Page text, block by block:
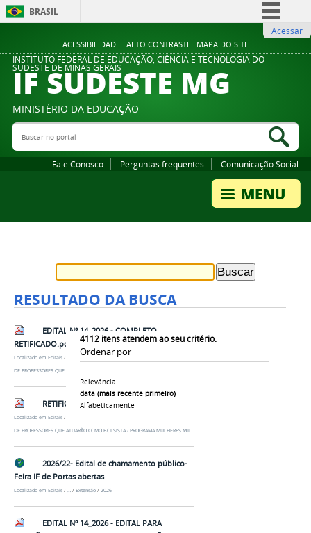
ACESSIBILIDADE ALTO CONTRASTE MAPA DO SITE
BRASIL
Comunica BR
Participe
Legislação
Acessar
INSTITUTO FEDERAL DE EDUCAÇÃO, CIÊNCIA E TECNOLOGIA DO
SUDESTE DE MINAS GERAIS
IF SUDESTE MG
MINISTÉRIO DA EDUCAÇÃO
Buscar no portal
Fale Conosco Perguntas frequentes Comunicação Social
RESULTADO DA BUSCA
4112itens atendem ao seu critério.
Ordenar por
Relevância
data (mais recente primeiro)
Alfabeticamente
EDITAL Nº 14_2026 - COMPLETO
RETIFICADO.pdf
Localizado em Editais / 2026 /EDITAL Nº 14/2026 - EDITAL PARA SELEÇÃO
DE PROFESSORES QUE ATUARÃO COMO BOLSISTA - PROGRAMA MULHERES MIL
RETIFICAÇÃO - EDITAL Nº 14_2026.pdf
Localizado em Editais /
DE PROFESSORES QUE ATUARÃO COMO BOLSISTA - PROGRAMA MULHERES MIL
2026/22- Edital de chamamento público-
Feira IF de Portas abertas
Localizado em Editais / / Extensão / 2026
EDITAL Nº 14_2026 - EDITAL PARA